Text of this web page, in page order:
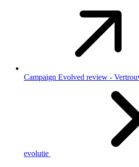
Campaign Evolved review -
evolutie